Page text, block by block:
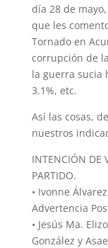
día 28 de
que les
Tornado en
corrupción de
la guerra sucia
3.1%, etc.
Así las cosas,
nuestros
INTENCIÓN DE
PARTIDO.
• Ivonne
Advertencia
• Jesús Ma.
González y